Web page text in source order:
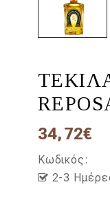
34,72€
Κωδικός:
2-3